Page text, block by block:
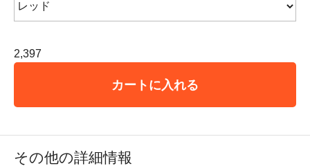
2,397
カートに入れる
その他の詳細情報